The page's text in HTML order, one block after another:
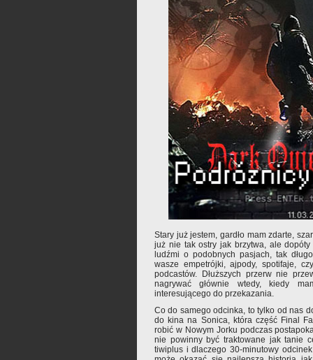
Stary już jestem, gardło mam zdarte,
już nie tak ostry jak brzytwa, ale
ludźmi o podobnych pasjach, tak
wasze empetrójki, ajpody, spotifaje,
podcastów. Dłuższych przerw nie
nagrywać głównie wtedy, kiedy
interesującego do przekazania.
Co do samego odcinka, to tylko od nas
do kina na Sonica, która część Final
robić w Nowym Jorku podczas
nie powinny być traktowane jak tanie
tiwiplus i dlaczego 30-minutowy